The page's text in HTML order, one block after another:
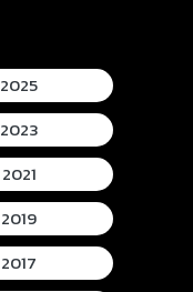
2025
2023
2021
2019
2017